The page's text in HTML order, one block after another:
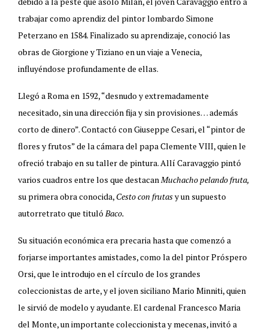
trabajar como aprendiz del pintor lombardo Simone
Peterzano en 1584. Finalizado su aprendizaje, conoció las
obras de Giorgione y Tiziano en un viaje a Venecia,
influyéndose profundamente de ellas.
Llegó a Roma en 1592, “desnudo y extremadamente
necesitado, sin una dirección fija y sin provisiones… además
corto de dinero”. Contactó con Giuseppe Cesari, el “pintor de
flores y frutos” de la cámara del papa Clemente VIII, quien le
ofreció trabajo en su taller de pintura. Allí Caravaggio pintó
varios cuadros entre los que destacan Muchacho pelando fruta,
su primera obra conocida, Cesto con frutasy un supuesto
autorretrato que tituló Baco.
Su situación económica era precaria hasta que comenzó a
forjarse importantes amistades, como la del pintor Próspero
Orsi, que le introdujo en el círculo de los grandes
coleccionistas de arte, y el joven siciliano Mario Minniti, quien
le sirvió de modelo y ayudante. El cardenal Francesco Maria
del Monte, un importante coleccionista y mecenas, invitó a